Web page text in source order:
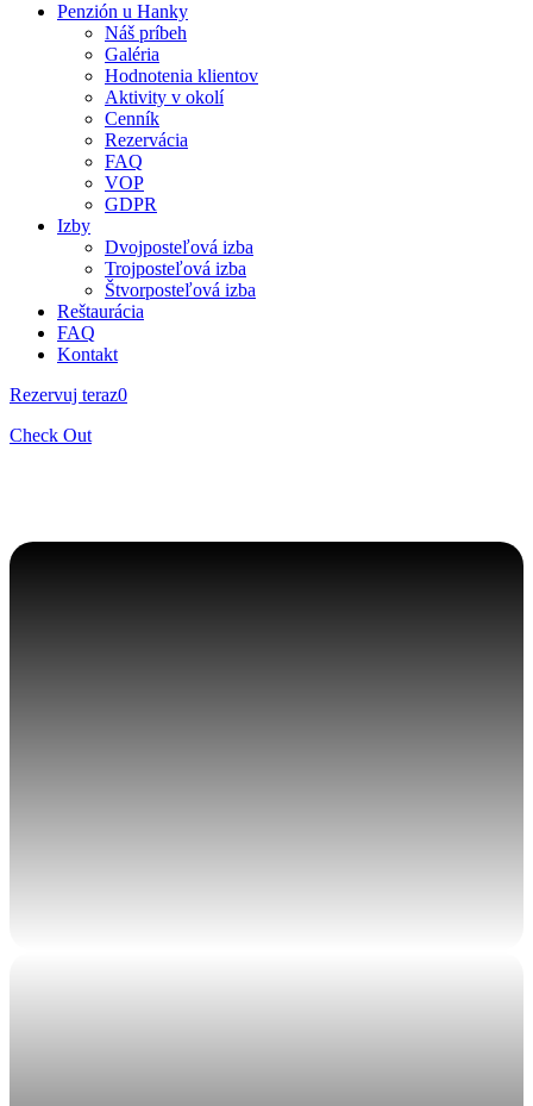
Penzión u Hanky
Náš príbeh
Galéria
Hodnotenia klientov
Aktivity v okolí
Cenník
Rezervácia
FAQ
VOP
GDPR
Izby
Dvojposteľová izba
Trojposteľová izba
Štvorposteľová izba
Reštaurácia
FAQ
Kontakt
Rezervuj teraz0
Check Out